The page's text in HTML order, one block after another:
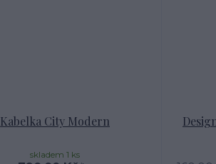
Kabelka City Modern
skladem 1 ks